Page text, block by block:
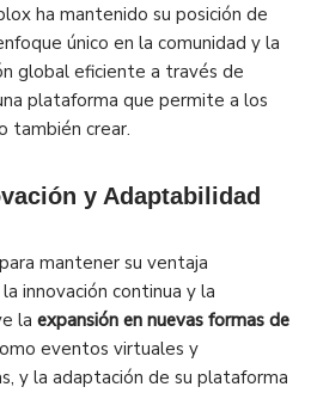
ha mantenido su posición de
único en la comunidad y la
global eficiente a través de
plataforma que permite a los
también crear.
y Adaptabilidad
mantener su ventaja
innovación continua y la
la expansión en nuevas formas de
eventos virtuales y
y la adaptación de su plataforma